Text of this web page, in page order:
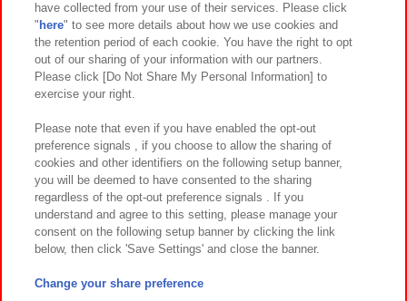
関連会社 サステナビリティ サイトポリシー
プライバシーポリシー ウェブアクセシビリティ方針と検証結果
お取引先さまとともに
カスタマーハラスメント対応方針 よくあるご質問・お問い合わせ
©Bandai Namco Amusement Inc.
©Bandai Namco Amusement Lab Inc.
have collected from your use of their services. Please click
" here" to see more details about how we use cookies and
the retention period of each cookie. You have the right to opt
out of our sharing of your information with our partners.
Please click [Do Not Share My Personal Information] to
exercise your right.
Please note that even if you have enabled the opt-out
preference signals , if you choose to allow the sharing of
cookies and other identifiers on the following setup banner,
you will be deemed to have consented to the sharing
regardless of the opt-out preference signals . If you
understand and agree to this setting, please manage your
consent on the following setup banner by clicking the link
below, then click 'Save Settings' and close the banner.
Change your share preference